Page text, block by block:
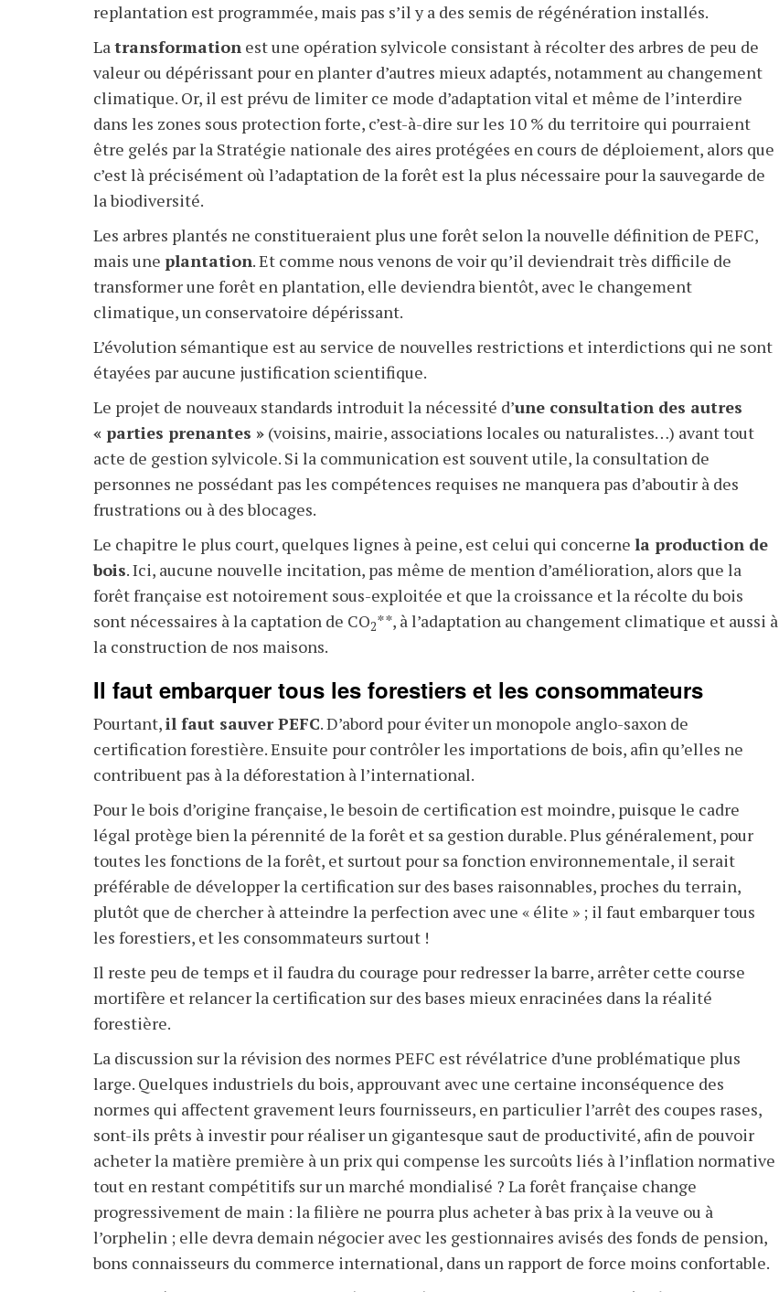
replantation est programmée, mais pas s’il y a des semis de régénération installés.
Latransformation est une opération sylvicole consistant à récolter des arbres de peu de
valeur ou dépérissant pour en planter d’autres mieux adaptés, notamment au changement
climatique. Or, il est prévu de limiter ce mode d’adaptation vital et même de l’interdire
dans les zones sous protection forte, c’est-à-dire sur les 10 % du territoire qui pourraient
être gelés par la Stratégie nationale des aires protégées en cours de déploiement, alors que
c’est là précisément où l’adaptation de la forêt est la plus nécessaire pour la sauvegarde de
la biodiversité.
Les arbres plantés ne constitueraient plus une forêt selon la nouvelle définition de PEFC,
mais une plantation. Et comme nous venons de voir qu’il deviendrait très difficile de
transformer une forêt en plantation, elle deviendra bientôt, avec le changement
climatique, un conservatoire dépérissant.
L’évolution sémantique est au service de nouvelles restrictions et interdictions qui ne sont
étayées par aucune justification scientifique.
Le projet de nouveaux standards introduit la nécessité d’une consultation des autres
« parties prenantes » (voisins, mairie, associations locales ou naturalistes…) avant tout
acte de gestion sylvicole. Si la communication est souvent utile, la consultation de
personnes ne possédant pas les compétences requises ne manquera pas d’aboutir à des
frustrations ou à des blocages.
Le chapitre le plus court, quelques lignes à peine, est celui qui concerne la production de
bois. Ici, aucune nouvelle incitation, pas même de mention d’amélioration, alors que la
forêt française est notoirement sous-exploitée et que la croissance et la récolte du bois
sont nécessaires à la captation de CO2**, à l’adaptation au changement climatique et aussi à
la construction de nos maisons.
Il faut embarquer tous les forestiers et les consommateurs
Pourtant,il faut sauver PEFC. D’abord pour éviter un monopole anglo-saxon de
certification forestière. Ensuite pour contrôler les importations de bois, afin qu’elles ne
contribuent pas à la déforestation à l’international.
Pour le bois d’origine française, le besoin de certification est moindre, puisque le cadre
légal protège bien la pérennité de la forêt et sa gestion durable. Plus généralement, pour
toutes les fonctions de la forêt, et surtout pour sa fonction environnementale, il serait
préférable de développer la certification sur des bases raisonnables, proches du terrain,
plutôt que de chercher à atteindre la perfection avec une « élite » ; il faut embarquer tous
les forestiers, et les consommateurs surtout !
Il reste peu de temps et il faudra du courage pour redresser la barre, arrêter cette course
mortifère et relancer la certification sur des bases mieux enracinées dans la réalité
forestière.
La discussion sur la révision des normes PEFC est révélatrice d’une problématique plus
large. Quelques industriels du bois, approuvant avec une certaine inconséquence des
normes qui affectent gravement leurs fournisseurs, en particulier l’arrêt des coupes rases,
sont-ils prêts à investir pour réaliser un gigantesque saut de productivité, afin de pouvoir
acheter la matière première à un prix qui compense les surcoûts liés à l’inflation normative
tout en restant compétitifs sur un marché mondialisé ? La forêt française change
progressivement de main : la filière ne pourra plus acheter à bas prix à la veuve ou à
l’orphelin ; elle devra demain négocier avec les gestionnaires avisés des fonds de pension,
bons connaisseurs du commerce international, dans un rapport de force moins confortable.